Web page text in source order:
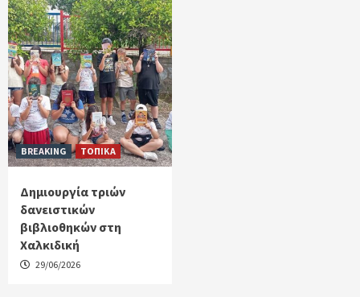
BREAKING ΤΟΠΙΚΑ
Δημιουργία τριών
δανειστικών
βιβλιοθηκών στη
Χαλκιδική
29/06/2026